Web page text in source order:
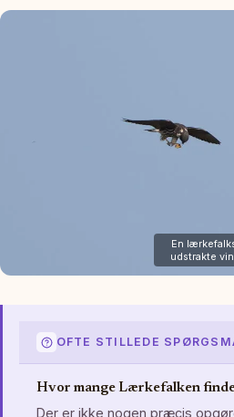
En
udstrakte
OFTE STILLEDE
Hvor mange Lærkefalken
Der er ikke nogen præcis